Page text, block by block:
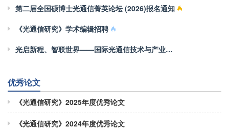
第二届全国硕博士光通信菁英论坛 (2026)报名通知
《光通信研究》学术编辑招聘
光启新程、智联世界——国际光通信技术与产业研讨会成功举办，烽火通信三大创新成果重磅发布
优秀论文
《光通信研究》2025年度优秀论文
《光通信研究》2024年度优秀论文